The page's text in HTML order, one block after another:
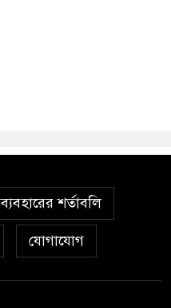
ব্যবহারের শর্তাবলি
যোগাযোগ